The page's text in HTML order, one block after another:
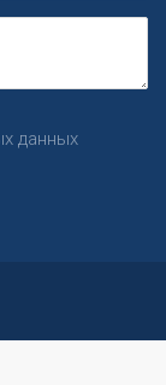
данных